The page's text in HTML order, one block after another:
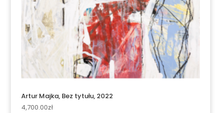
Artur Majka, Bez tytułu, 2022
4,700.00zł